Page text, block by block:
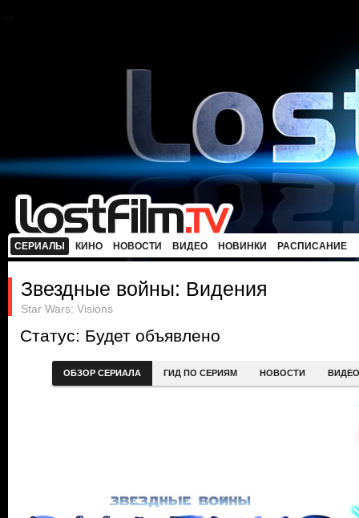
СЕРИАЛЫ КИНО НОВОСТИ ВИДЕО НОВИНКИ РАСПИСАНИЕ
Звездные войны: Видения
Star Wars: Visions
Статус: Будет объявлено
ОБЗОР СЕРИАЛА ГИД ПО СЕРИЯМ НОВОСТИ ВИДЕО